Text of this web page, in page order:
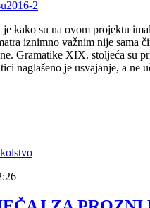
kako su na ovom projektu
iznimno važnim nije sama
Gramatike XIX. stoljeća su
naglašeno je usvajanje, a ne